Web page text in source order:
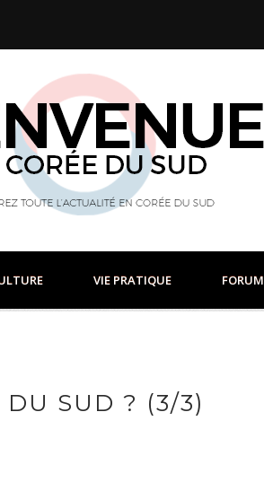
VIE PRATIQUE FORUM
SUD ? (3/3)